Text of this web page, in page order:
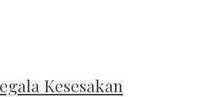
Kesesakan